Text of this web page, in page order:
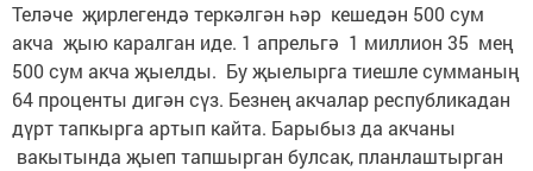
Теләче җирлегендә теркәлгән һәр кешедән 500 сум
акча җыю каралган иде. 1 апрельгә 1 миллион 35 мең
500 сум акча җыелды. Бу җыелырга тиешле сумманың
64 проценты дигән сүз. Безнең акчалар республикадан
дүрт тапкырга артып кайта. Барыбыз да акчаны
вакытында җыеп тапшырган булсак, планлаштырган